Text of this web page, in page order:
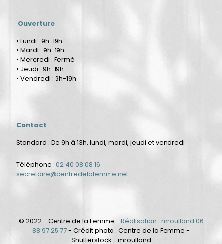
Ouverture
• Lundi : 9h-19h
• Mardi : 9h-19h
• Mercredi : Fermé
• Jeudi : 9h-19h
• Vendredi : 9h-19h
Contact
Standard : De 9h à 13h, lundi, mardi, jeudi et vendredi
Téléphone : 02 40 08 08 16
secretaire@centredelafemme.net
© 2022 - Centre de la Femme - Réalisation : mroulland 06
88 97 25 77- Crédit photo : Centre de la Femme -
Shutterstock - mroulland